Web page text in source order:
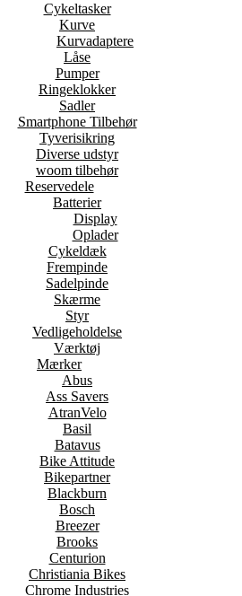
Cykeltasker
Kurve
Kurvadaptere
Låse
Pumper
Ringeklokker
Sadler
Smartphone Tilbehør
Tyverisikring
Diverse udstyr
woom tilbehør
Reservedele
Batterier
Display
Oplader
Cykeldæk
Frempinde
Sadelpinde
Skærme
Styr
Vedligeholdelse
Værktøj
Mærker
Abus
Ass Savers
AtranVelo
Basil
Batavus
Bike Attitude
Bikepartner
Blackburn
Bosch
Breezer
Brooks
Centurion
Christiania Bikes
Chrome Industries